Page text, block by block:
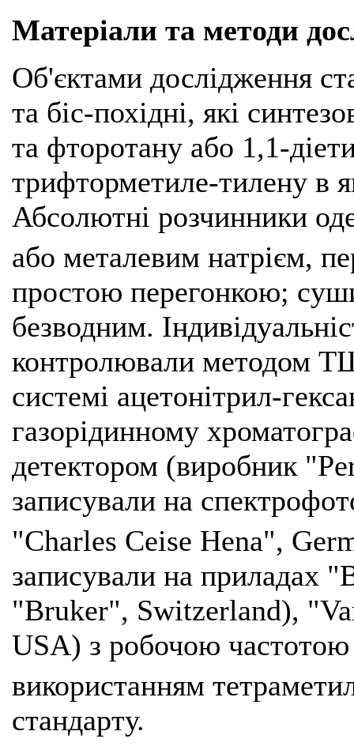
Матеріали та методи
Об'єктами дослідження
та біс-похідні, які
та фторотану або 1,1-
трифторметиле-тилену в
Абсолютні розчинники
або металевим натрієм,
простою перегонкою;
безводним.
контролювали методом
системі ацетонітрил-
газорідинному
детектором (виробник
записували на
"Charles Ceise Hena",
записували на приладах
"Bruker", Switzerland),
USA) з робочою
використанням
стандарту.